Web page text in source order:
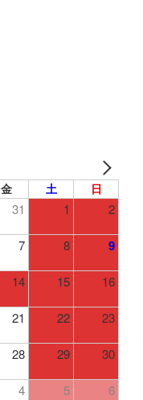
金 土 日
31 1 2
7 8 9
14 15 16
21 22 23
28 29 30
4 5 6